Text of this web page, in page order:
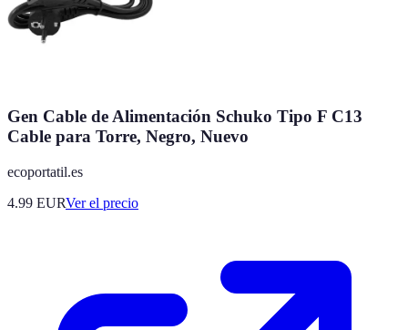
Gen Cable de Alimentación Schuko Tipo F C13
Cable para Torre, Negro, Nuevo
ecoportatil.es
4.99 EURVer el precio